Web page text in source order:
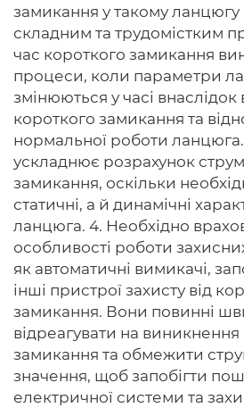
замикання у такому
складним та трудомістким
час короткого замикання
процеси, коли параметри
змінюються у часі
короткого замикання та
нормальної роботи
ускладнює розрахунок
замикання, оскільки
статичні, а й динамічні
ланцюга. 4. Необхідно
особливості роботи
як автоматичні вимикачі,
інші пристрої захисту від
замикання. Вони повинні
відреагувати на виникнення
замикання та обмежити
значення, щоб запобігти
електричної системи та